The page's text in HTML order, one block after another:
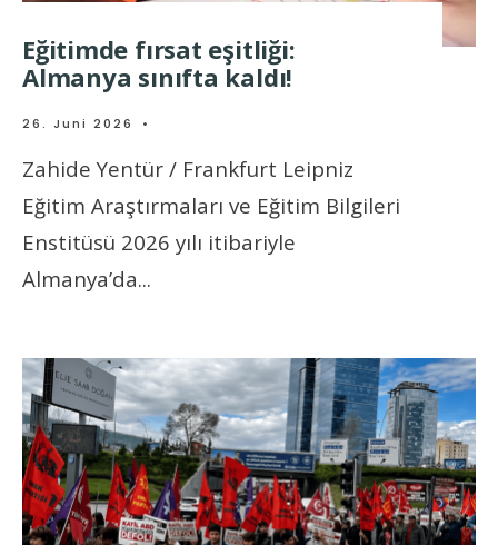
Eğitimde fırsat eşitliği:
Almanya sınıfta kaldı!
26. Juni 2026 •
Zahide Yentür / Frankfurt Leipniz
Eğitim Araştırmaları ve Eğitim Bilgileri
Enstitüsü 2026 yılı itibariyle
Almanya’da...